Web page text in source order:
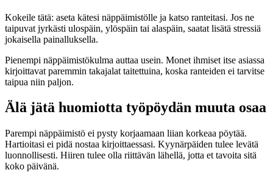
Kokeile tätä: aseta kätesi näppäimistölle ja katso ranteitasi. Jos ne
taipuvat jyrkästi ulospäin, ylöspäin tai alaspäin, saatat lisätä stressiä
jokaisella painalluksella.
Pienempi näppäimistökulma auttaa usein. Monet ihmiset itse asiassa
kirjoittavat paremmin takajalat taitettuina, koska ranteiden ei tarvitse
taipua niin paljon.
Älä jätä huomiotta työpöydän muuta osaa
Parempi näppäimistö ei pysty korjaamaan liian korkeaa pöytää.
Hartioitasi ei pidä nostaa kirjoittaessasi. Kyynärpäiden tulee levätä
luonnollisesti. Hiiren tulee olla riittävän lähellä, jotta et tavoita sitä
koko päivänä.